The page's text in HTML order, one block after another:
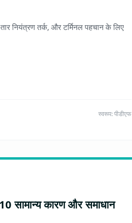
नियंत्रण तर्क, और टर्मिनल पहचान के लिए
स्वरूप: पीडीएफ
सामान्य कारण और समाधान